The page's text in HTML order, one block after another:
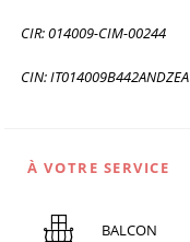
CIR: 014009-CIM-00244
CIN: IT014009B442ANDZEA
À VOTRE SERVICE
BALCON